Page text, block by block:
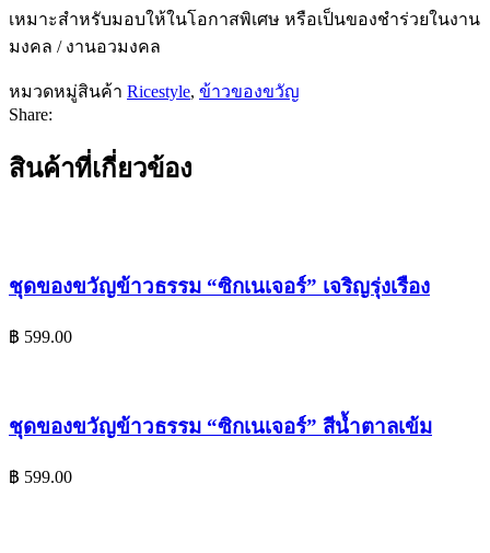
เหมาะสำหรับมอบให้ในโอกาสพิเศษ หรือเป็นของชำร่วยในงาน
มงคล / งานอวมงคล
หมวดหมู่สินค้า Ricestyle, ข้าวของขวัญ
Share:
สินค้าที่เกี่ยวข้อง
ชุดของขวัญข้าวธรรม “ซิกเนเจอร์” เจริญรุ่งเรือง
฿ 599.00
ชุดของขวัญข้าวธรรม “ซิกเนเจอร์” สีน้ำตาลเข้ม
฿ 599.00